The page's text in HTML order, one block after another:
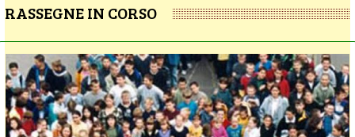
RASSEGNE IN CORSO